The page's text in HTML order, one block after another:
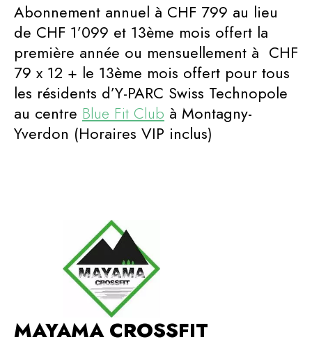
Abonnement annuel à CHF 799 au lieu
de CHF 1’099 et 13ème mois offert la
première année ou mensuellement à CHF
79 x 12 + le 13ème mois offert pour tous
les résidents d’Y-PARC Swiss Technopole
au centre Blue Fit Club à Montagny-
Yverdon (Horaires VIP inclus)
MAYAMA CROSSFIT